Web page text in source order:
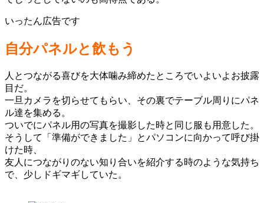
いったん広告です
自分パネルと飲もう
人とつながる喜びを大体噛み締めたところでいよいよお披露
目だ。
一旦カメラを切らせてもらい、その裏でテーブル周りにパネ
ル達を集める。
ついでにパネル用の写真を撮影した時と同じ服も用意した。
そうして「準備ができました」とパソコンに向かって呼び掛
けた時、
友人につながりのない知り合いを紹介する時のような気持ち
で、少しドギマギしていた。